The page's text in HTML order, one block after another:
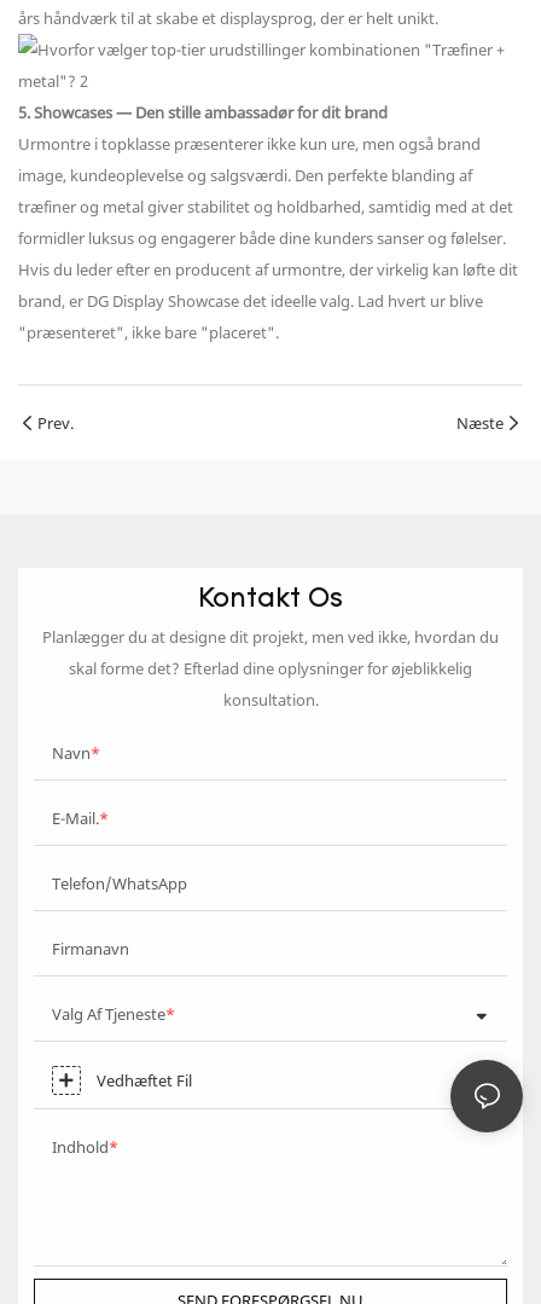
års håndværk til at skabe et displaysprog, der er helt unikt.
5. Showcases — Den stille ambassadør for dit brand
Urmontre i topklasse præsenterer ikke kun ure, men også brand
image, kundeoplevelse og salgsværdi. Den perfekte blanding af
træfiner og metal giver stabilitet og holdbarhed, samtidig med at det
formidler luksus og engagerer både dine kunders sanser og følelser.
Hvis du leder efter en producent af urmontre, der virkelig kan løfte dit
brand, er DG Display Showcase det ideelle valg. Lad hvert ur blive
"præsenteret", ikke bare "placeret".
Prev. Næste
Kontakt Os
Planlægger du at designe dit projekt, men ved ikke, hvordan du
skal forme det? Efterlad dine oplysninger for øjeblikkelig
konsultation.
Navn
E-Mail.
Telefon/WhatsApp
Firmanavn
Valg Af Tjeneste
Vedhæftet Fil
Indhold